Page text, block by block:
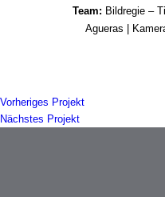
Team: Bildregie –
Agueras |
Vorheriges Projekt
Nächstes Projekt